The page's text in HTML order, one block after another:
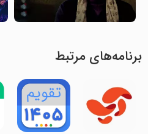
برنامه‌های مرتبط